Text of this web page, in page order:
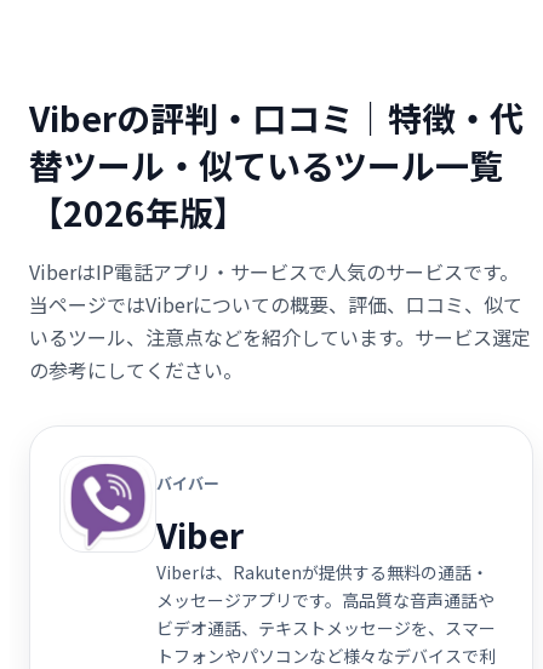
Viberの評判・口コミ｜特徴・代
替ツール・似ているツール一覧
【2026年版】
ViberはIP電話アプリ・サービスで人気のサービスです。
当ページではViberについての概要、評価、口コミ、似て
いるツール、注意点などを紹介しています。サービス選定
の参考にしてください。
バイバー
Viber
Viberは、Rakutenが提供する無料の通話・
メッセージアプリです。高品質な音声通話や
ビデオ通話、テキストメッセージを、スマー
トフォンやパソコンなど様々なデバイスで利